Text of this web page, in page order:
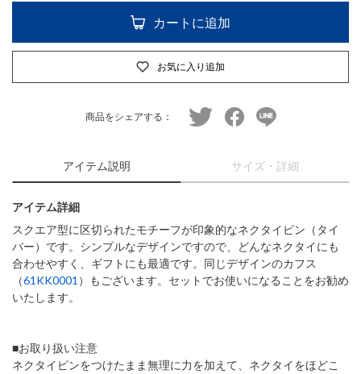
カートに追加
お気に入り追加
商品をシェアする： twitter facebookline
アイテム説明 サイズ・詳細
アイテム詳細
スクエア型に区切られたモチーフが印象的なネクタイピン（タイ
バー）です。シンプルなデザインですので、どんなネクタイにも
合わせやすく、ギフトにも最適です。同じデザインのカフス
（61KK0001 ）もございます。セットでお使いになることをお勧め
いたします。
■お取り扱い注意
ネクタイピンをつけたまま無理に力を加えて、ネクタイをほどこ